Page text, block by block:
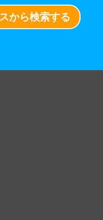
から検索する